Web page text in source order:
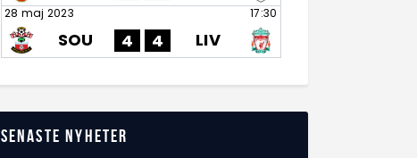
28 maj 2023 17:30
SOU 4 4 LIV
Senaste nyheter